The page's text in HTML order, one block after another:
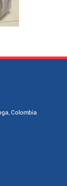
Colombia